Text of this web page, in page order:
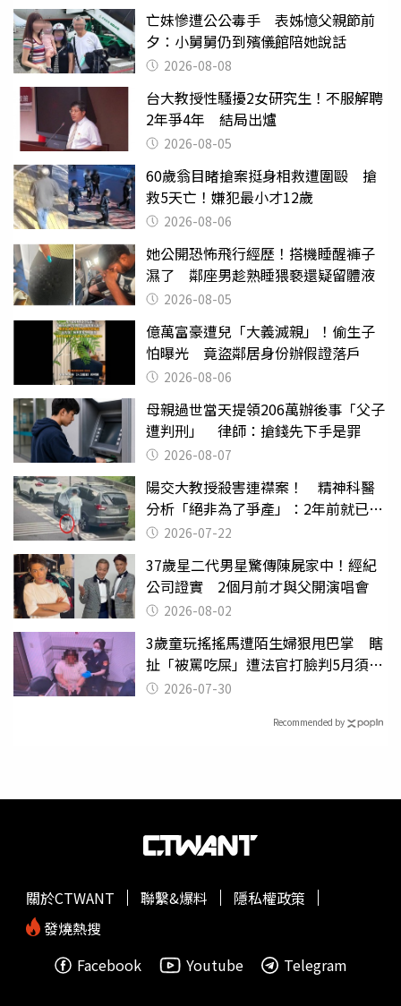
亡妹慘遭公公毒手 表姊憶父親節前
夕：小舅舅仍到殯儀館陪她說話
2026-08-08
台大教授性騷擾2女研究生！不服解聘
2年爭4年 結局出爐
2026-08-05
60歲翁目睹搶案挺身相救遭圍毆 搶
救5天亡！嫌犯最小才12歲
2026-08-06
她公開恐怖飛行經歷！搭機睡醒褲子
濕了 鄰座男趁熟睡猥褻還疑留體液
2026-08-05
億萬富豪遭兒「大義滅親」！偷生子
怕曝光 竟盜鄰居身份辦假證落戶
2026-08-06
母親過世當天提領206萬辦後事「父子
遭判刑」 律師：搶錢先下手是罪
2026-08-07
陽交大教授殺害連襟案！ 精神科醫
分析「絕非為了爭產」：2年前就已言
行詭異
2026-07-22
37歲星二代男星驚傳陳屍家中！經紀
公司證實 2個月前才與父開演唱會
2026-08-02
3歲童玩搖搖馬遭陌生婦狠甩巴掌 瞎
扯「被罵吃屎」遭法官打臉判5月須入
監 2026-07-30
Recommended by
關於CTWANT 聯繫&爆料
隱私權政策
發燒熱搜
Facebook
Youtube Telegram